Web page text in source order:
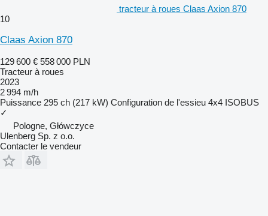
tracteur à roues Claas Axion 870
10
Claas Axion 870
129 600 € 558 000 PLN
Tracteur à roues
2023
2 994 m/h
Puissance 295 ch (217 kW) Configuration de l'essieu 4x4 ISOBUS
✓
Pologne, Główczyce
Ulenberg Sp. z o.o.
Contacter le vendeur